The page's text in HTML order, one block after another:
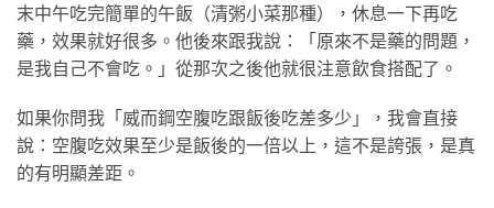
末中午吃完簡單的午飯（清粥小菜那種），休息一下再吃
藥，效果就好很多。他後來跟我說：「原來不是藥的問題，
是我自己不會吃。」從那次之後他就很注意飲食搭配了。
如果你問我「威而鋼空腹吃跟飯後吃差多少」，我會直接
說：空腹吃效果至少是飯後的一倍以上，這不是誇張，是真
的有明顯差距。